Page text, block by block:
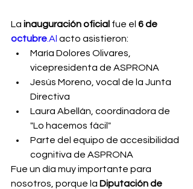
La inauguración oficial fue el 6 de
octubre.Al acto asistieron:
María Dolores Olivares,
vicepresidenta de ASPRONA
Jesús Moreno, vocal de la Junta
Directiva
Laura Abellán, coordinadora de
"Lo hacemos fácil"
Parte del equipo de accesibilidad
cognitiva de ASPRONA
Fue un día muy importante para
nosotros, porque la Diputación de